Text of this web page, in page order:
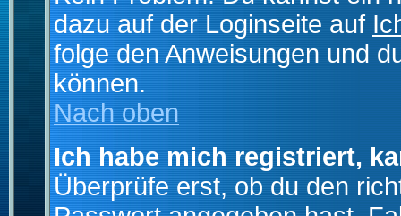
dazu auf der Loginseite auf
folge den Anweisungen und
können.
Nach oben
Ich habe mich registriert,
Überprüfe erst, ob du den